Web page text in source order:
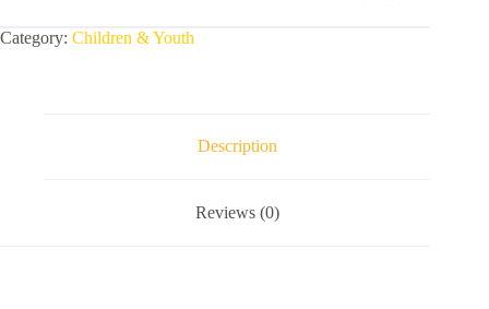
Category: Children & Youth
Description
Reviews (0)